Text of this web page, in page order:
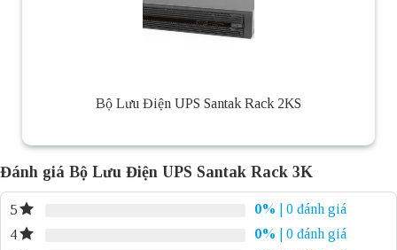
Bộ Lưu Điện UPS Santak Rack 2KS
Đánh giá Bộ Lưu Điện UPS Santak Rack 3K
5 0%
| 0 đánh giá
4
0%
| 0 đánh giá